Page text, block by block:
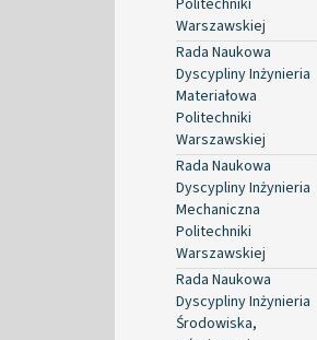
Warszawskiej
Rada Naukowa
Dyscypliny Inżynieria
Materiałowa
Politechniki
Warszawskiej
Rada Naukowa
Dyscypliny Inżynieria
Mechaniczna
Politechniki
Warszawskiej
Rada Naukowa
Dyscypliny Inżynieria
Środowiska,